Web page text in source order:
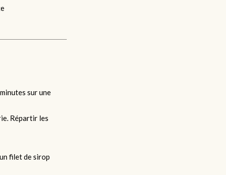
sur une
Répartir les
filet de sirop